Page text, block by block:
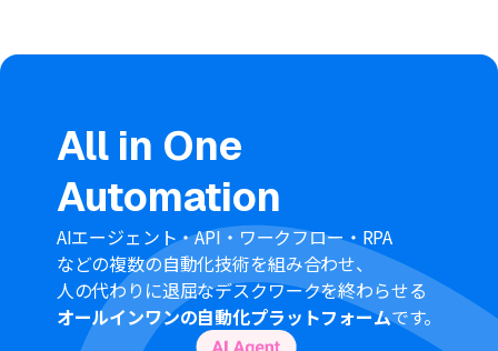
い。
囲を任意で指定し、追加するレコードの値も設定してく
ださい。
■注意事項
GmailとGoogle スプレッドシートのそれぞれとYoomを
連携してください。
トリガーは5分、10分、15分、30分、60分の間隔で起動
間隔を選択できます。
プランによって最短の起動間隔が異なりますので、ご注意
ください。
All in One
Automation
AIエージェント・API・ワークフロー・RPA
などの複数の自動化技術を組み合わせ、
人の代わりに退屈なデスクワークを終わらせる
オールインワンの自動化プラットフォームです。